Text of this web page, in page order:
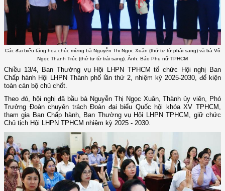
Các đại biểu tặng hoa chúc mừng bà Nguyễn Thị Ngọc Xuân (thứ tư từ phải sang) và bà Võ
Ngọc Thanh Trúc (thứ tư từ trái sang). Ảnh: Báo Phụ nữ TPHCM
Chiều 13/4, Ban Thường vụ Hội LHPN TPHCM tổ chức Hội nghị Ban
Chấp hành Hội LHPN Thành phố lần thứ 2, nhiệm kỳ 2025-2030, để kiện
toàn cán bộ chủ chốt.
Theo đó, hội nghị đã bầu bà Nguyễn Thị Ngọc Xuân, Thành ủy viên, Phó
Trưởng Đoàn chuyên trách Đoàn đại biểu Quốc hội khóa XV TPHCM,
tham gia Ban Chấp hành, Ban Thường vụ Hội LHPN TPHCM, giữ chức
Chủ tịch Hội LHPN TPHCM nhiệm kỳ 2025 - 2030.